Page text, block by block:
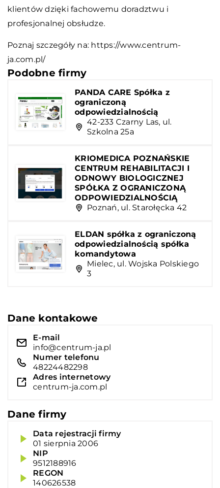
klientów dzięki fachowemu doradztwu i
profesjonalnej obsłudze.
Poznaj szczegóły na: https://www.centrum-
ja.com.pl/
Podobne firmy
PANDA CARE Spółka z
ograniczoną
odpowiedzialnością
42-233 Czarny Las, ul.
Szkolna 25a
KRIOMEDICA POZNAŃSKIE
CENTRUM REHABILITACJI I
ODNOWY BIOLOGICZNEJ
SPÓŁKA Z OGRANICZONĄ
ODPOWIEDZIALNOŚCIĄ
Poznań, ul. Starołęcka 42
ELDAN spółka z ograniczoną
odpowiedzialnością spółka
komandytowa
Mielec, ul. Wojska Polskiego
3
Dane kontakowe
E-mail
info@centrum-ja.pl
Numer telefonu
48224482298
Adres internetowy
centrum-ja.com.pl
Dane firmy
Data rejestracji firmy
01 sierpnia 2006
NIP
9512188916
REGON
140626538